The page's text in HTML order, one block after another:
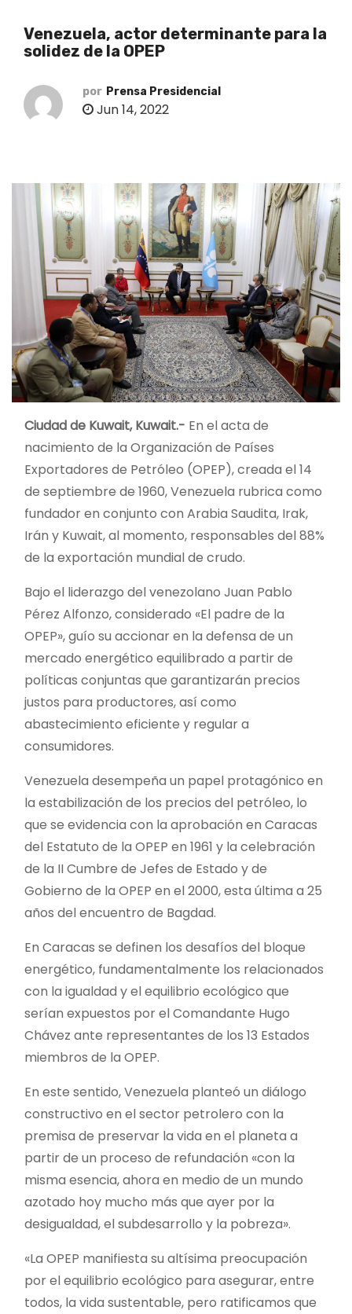
Venezuela, actor determinante para la
solidez de la OPEP
por Prensa Presidencial
Jun 14, 2022
Ciudad de Kuwait, Kuwait.- En el acta de
nacimiento de la Organización de Países
Exportadores de Petróleo (OPEP), creada el 14
de septiembre de 1960, Venezuela rubrica como
fundador en conjunto con Arabia Saudita, Irak,
Irán y Kuwait, al momento, responsables del 88%
de la exportación mundial de crudo.
Bajo el liderazgo del venezolano Juan Pablo
Pérez Alfonzo, considerado «El padre de la
OPEP», guío su accionar en la defensa de un
mercado energético equilibrado a partir de
políticas conjuntas que garantizarán precios
justos para productores, así como
abastecimiento eficiente y regular a
consumidores.
Venezuela desempeña un papel protagónico en
la estabilización de los precios del petróleo, lo
que se evidencia con la aprobación en Caracas
del Estatuto de la OPEP en 1961 y la celebración
de la II Cumbre de Jefes de Estado y de
Gobierno de la OPEP en el 2000, esta última a 25
años del encuentro de Bagdad.
En Caracas se definen los desafíos del bloque
energético, fundamentalmente los relacionados
con la igualdad y el equilibrio ecológico que
serían expuestos por el Comandante Hugo
Chávez ante representantes de los 13 Estados
miembros de la OPEP.
En este sentido, Venezuela planteó un diálogo
constructivo en el sector petrolero con la
premisa de preservar la vida en el planeta a
partir de un proceso de refundación «con la
misma esencia, ahora en medio de un mundo
azotado hoy mucho más que ayer por la
desigualdad, el subdesarrollo y la pobreza».
«La OPEP manifiesta su altísima preocupación
por el equilibrio ecológico para asegurar, entre
todos, la vida sustentable, pero ratificamos que